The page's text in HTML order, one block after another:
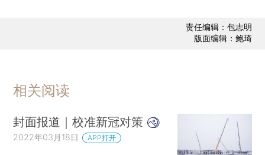
责任编辑：包志明
版面编辑：鲍琦
相关阅读
封面报道｜校准新冠对策
2022年03月18日 APP打开